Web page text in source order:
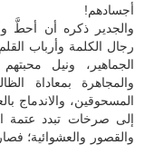
أجسادهم!
والجدير ذكره أن أحطَّ
رجال الكلمة وأرباب
الجماهير، ونيل
والمجاهرة بمعاداة
المسحوقين، والاندماج
إلى صرخات تبدد عتمة
والقصور والعشوائية؛